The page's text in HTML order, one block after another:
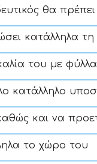
θα
κατάλληλα τη
του με
κατάλληλο
και να
το χώρο του